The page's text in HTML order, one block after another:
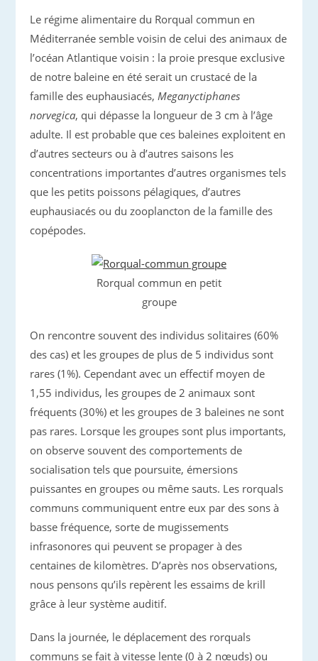
Le régime alimentaire du Rorqual commun en
Méditerranée semble voisin de celui des animaux de
l’océan Atlantique voisin : la proie presque exclusive
de notre baleine en été serait un crustacé de la
famille des euphausiacés,Meganyctiphanes
norvegica, qui dépasse la longueur de 3 cm à l’âge
adulte. Il est probable que ces baleines exploitent en
d’autres secteurs ou à d’autres saisons les
concentrations importantes d’autres organismes tels
que les petits poissons pélagiques, d’autres
euphausiacés ou du zooplancton de la famille des
copépodes.
Rorqual commun en petit
groupe
On rencontre souvent des individus solitaires (60%
des cas) et les groupes de plus de 5 individus sont
rares (1%). Cependant avec un effectif moyen de
1,55 individus, les groupes de 2 animaux sont
fréquents (30%) et les groupes de 3 baleines ne sont
pas rares. Lorsque les groupes sont plus importants,
on observe souvent des comportements de
socialisation tels que poursuite, émersions
puissantes en groupes ou même sauts. Les rorquals
communs communiquent entre eux par des sons à
basse fréquence, sorte de mugissements
infrasonores qui peuvent se propager à des
centaines de kilomètres. D’après nos observations,
nous pensons qu’ils repèrent les essaims de krill
grâce à leur système auditif.
Dans la journée, le déplacement des rorquals
communs se fait à vitesse lente (0 à 2 nœuds) ou